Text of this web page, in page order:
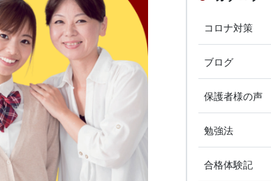
コロナ対策
ブログ
保護者様の声
勉強法
合格体験記